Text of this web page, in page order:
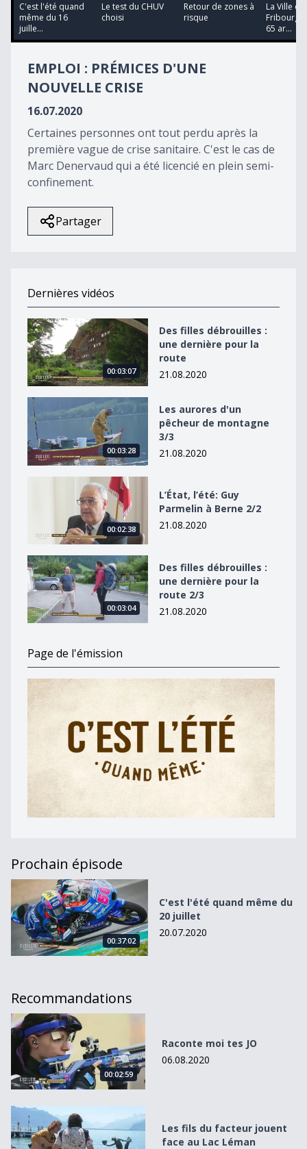
37
minutes,
30
seconds
C'est l'été quand
même du 16
juille...
Le test du CHUV
choisi
Retour de zones à
risque
La Ville de
Fribourg
65 ar...
EMPLOI : PRÉMICES D'UNE
NOUVELLE CRISE
16.07.2020
Certaines personnes ont tout perdu après la
première vague de crise sanitaire. C'est le cas de
Marc Denervaud qui a été licencié en plein semi-
confinement.
Partager
Dernières vidéos
Des filles débrouilles : une dernière pour la route
00:03:07
Des filles débrouilles :
une dernière pour la
route
21.08.2020
Les aurores d&#039;un pêcheur de montagne 3/3
00:03:28
Les aurores d'un
pêcheur de montagne
3/3
21.08.2020
L’État, l’été: Guy Parmelin à Berne 2/2
00:02:38
L’État, l’été: Guy
Parmelin à Berne 2/2
21.08.2020
Des filles débrouilles : une dernière pour la route 2/3
00:03:04
Des filles débrouilles :
une dernière pour la
route 2/3
21.08.2020
Page de l'émission
Prochain épisode
C&#039;est l&#039;été quand même du 20 juillet
00:37:02
C'est l'été quand même du
20 juillet
20.07.2020
Recommandations
Raconte moi tes JO
00:02:59
Raconte moi tes JO
06.08.2020
Les fils du facteur jouent face au Lac Léman
Les fils du facteur jouent
face au Lac Léman